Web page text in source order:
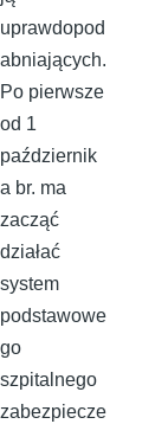
uprawdopod
abniających.
Po pierwsze
od 1
październik
a br. ma
zacząć
działać
system
podstawowe
go
szpitalnego
zabezpiecze